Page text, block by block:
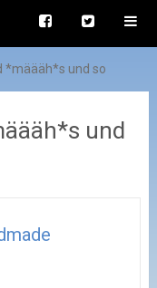
*määäh*s und so
und